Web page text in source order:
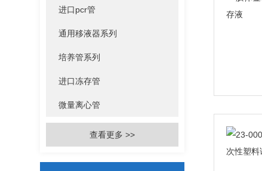
进口pcr管
通用移液器系列
培养管系列
进口冻存管
微量离心管
查看更多 >>